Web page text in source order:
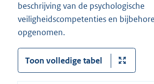
beschrijving van de psychologische
veiligheidscompetenties en
opgenomen.
Toon volledige tabel